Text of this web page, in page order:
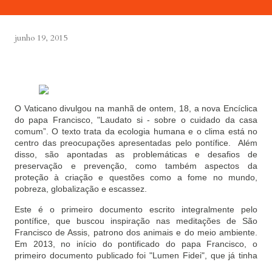
junho 19, 2015
O Vaticano divulgou na manhã de ontem, 18, a nova Encíclica
do papa Francisco, "Laudato si - sobre o cuidado da casa
comum”. O texto trata da ecologia humana e o clima está no
centro das preocupações apresentadas pelo pontífice. Além
disso, são apontadas as problemáticas e desafios de
preservação e prevenção, como também aspectos da
proteção à criação e questões como a fome no mundo,
pobreza, globalização e escassez.
Este é o primeiro documento escrito integralmente pelo
pontífice, que buscou inspiração nas meditações de São
Francisco de Assis, patrono dos animais e do meio ambiente.
Em 2013, no início do pontificado do papa Francisco, o
primeiro documento publicado foi "Lumen Fidei", que já tinha